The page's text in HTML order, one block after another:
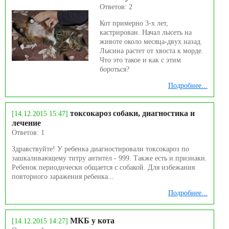
Ответов: 2
Кот примерно 3-х лет,
кастрирован. Начал лысеть на
животе около месяца-двух назад.
Лысина растет от хвоста к морде.
Что это такое и как с этим
бороться?
Подробнее...
[14.12.2015 15:47] токсокароз собаки, диагностика и
лечение
Ответов: 1
Здравствуйте! У ребенка диагностировали токсокароз по
зашкаливающему титру антител - 999. Также есть и признаки.
Ребенок периодически общается с собакой. Для избежания
повторного заражения ребенка...
Подробнее...
[14.12.2015 14:27] МКБ у кота